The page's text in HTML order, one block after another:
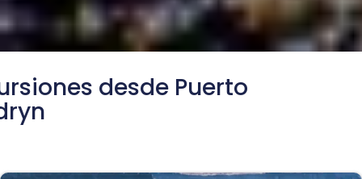
desde Puerto